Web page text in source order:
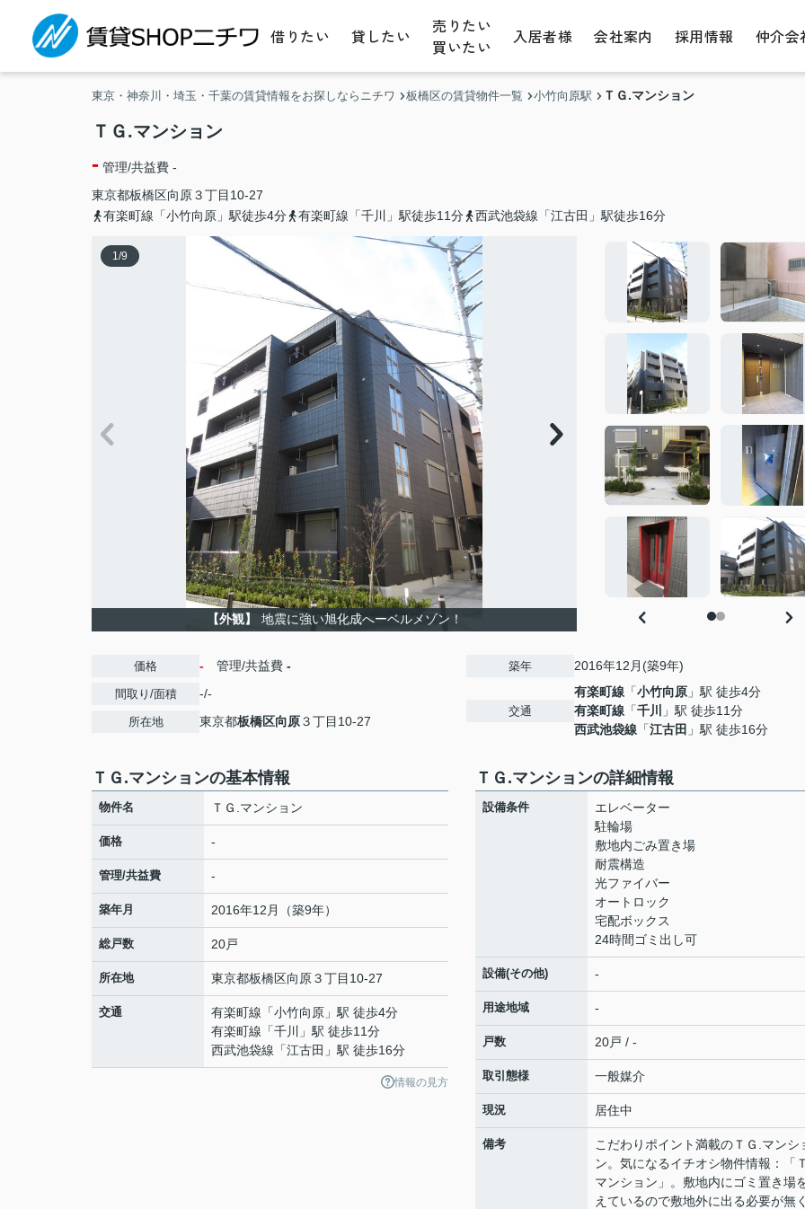
借りたい 貸したい
売りたい
買いたい
入居者様 会社案内 採用情報 仲介会
東京・神奈川・埼玉・千葉の賃貸情報をお探しならニチワ 板橋区の賃貸物件一覧 小竹向原駅 ＴＧ.マンション
ＴＧ.マンション
- 管理/共益費 -
東京都板橋区向原３丁目10-27
有楽町線「小竹向原」駅徒歩4分
有楽町線「千川」駅徒歩11分 西武池袋線「江古田」駅徒歩16分
1/9
【外観】 地震に強い旭化成へーベルメゾン！
価格 - 管理/共益費 -
間取り/面積 -/-
所在地 東京都板橋区向原３丁目10-27
築年 2016年12月(築9年)
交通
有楽町線 「小竹向原 」駅 徒歩4分
有楽町線 「千川
」駅 徒歩11分
西武池袋線 「江古田 」駅 徒歩16分
ＴＧ.マンションの基本情報
物件名 ＴＧ.マンション
価格 -
管理/共益費 -
築年月 2016年12月（築9年）
総戸数 20戸
所在地 東京都板橋区向原３丁目10-27
交通 有楽町線 「小竹向原 」駅 徒歩4分
有楽町線 「千川
」駅 徒歩11分
西武池袋線 「江古田 」駅 徒歩16分
情報の見方
ＴＧ.マンションの詳細情報
設備条件
エレベーター
駐輪場
敷地内ごみ置き場
耐震構造
光ファイバー
オートロック
宅配ボックス
24時間ゴミ出し可
設備(その他) -
用途地域 -
戸数 20戸 / -
取引態様 一般媒介
現況 居住中
備考
こだわりポイント満載のＴＧ.マンシ
ン。気になるイチオシ物件情報：「
マンション」。敷地内にゴミ置き場
えているので敷地外に出る必要が無く